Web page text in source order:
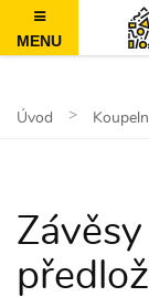
MENU
Úvod